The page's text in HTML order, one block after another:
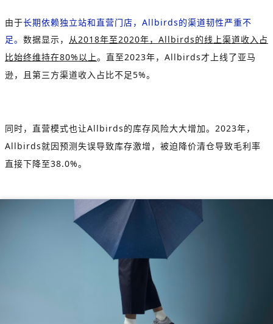
由于长期依赖独立站和直营门店， Allbirds的渠道韧性严重不
足。 数据显示， 从2018年至2020年， Allbirds的线上渠道收入占
比始终维持在80%以上。直至2023年， Allbirds才上线了亚马
逊，且第三方渠道收入占比不足5%。
同时，直营模式也让Allbirds的库存风险大大增加。 2023年，
Allbirds就因预测失误导致库存激增，被迫降价清仓导致毛利率
直接下降至38.0%。